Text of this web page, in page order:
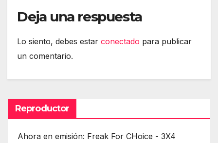
Deja una respuesta
Lo siento, debes estar conectado para publicar
un comentario.
Reproductor
Ahora en emisión: Freak For CHoice - 3X4